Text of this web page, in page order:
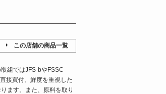
この店舗の商品一覧
取組ではJFS-bやFSSC
接買付、鮮度を重視した
ます。また、原料を取り